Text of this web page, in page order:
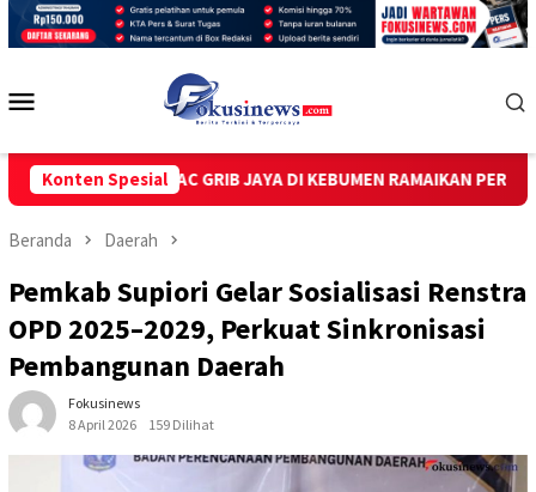
Loncat
Konten Spesial
& PAC GRIB JAYA DI KEBUMEN RAMAIKAN PERNIKAHAN
Beranda Daerah
Pemkab Supiori Gelar Sosialisasi Renstra
OPD 2025–2029, Perkuat Sinkronisasi
Pembangunan Daerah
Fokusinews
8 April 2026
159 Dilihat